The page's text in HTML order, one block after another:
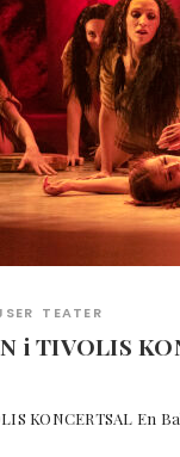
TEATER
i TIVOLIS